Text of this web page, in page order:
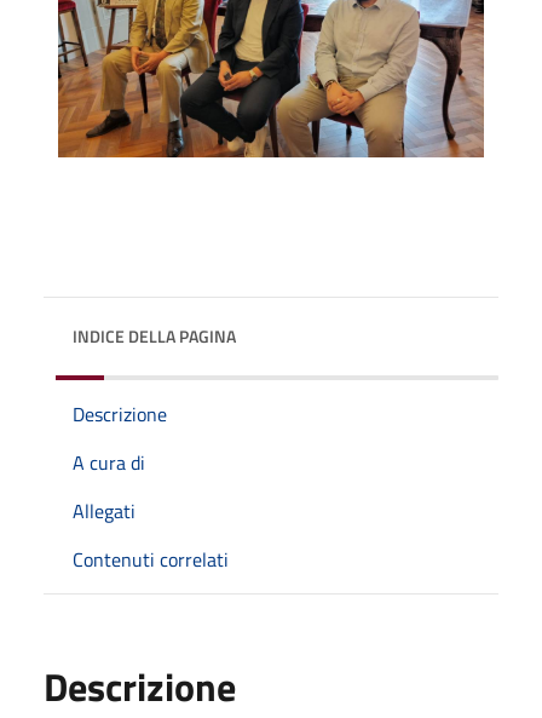
INDICE DELLA PAGINA
Descrizione
A cura di
Allegati
Contenuti correlati
Descrizione